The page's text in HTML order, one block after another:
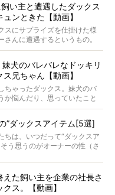
は、去年の誕生日に小池さん
ーネスをつけて撮影に参加
い主と遭遇したダックス
ンときた【動画】
スにサプライズを仕掛けた様
んに遭遇するというもの。
ぐに気付いて追いかけたり、
犬のバレバレなドッキリ
兄ちゃん【動画】
ちゃったダックス。妹犬のバ
か悩んだり、思っていたこと
なお悩み全開なダックスの様
”ダックスアイテム[5選]
ちは、いつだって“ダックスア
う思うのがオーナーの性（さ
えた飼い主を企業の社長さ
ス。【動画】